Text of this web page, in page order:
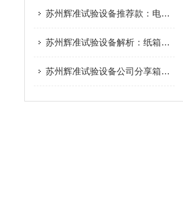
苏州辉准试验设备推荐款：电池试验机这些功能很重要！
苏州辉准试验设备解析：纸箱抗压试验机采购注意事项
苏州辉准试验设备公司分享箱包试验机的用途